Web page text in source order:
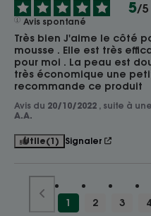
5/5
Avis spontané
Très bien J'aime le côté
mousse . Elle est très
pour moi . La peau est
très économique une
recommande ce produit
Avis du 20/10/2022 , suite à
A.A.
Utile(1) Signaler
1 2 3 4